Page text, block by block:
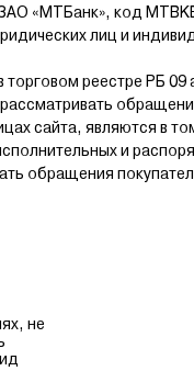
«МТБанк», код
лиц и
реестре РБ 09
сайта, являются в
и
обращения
не